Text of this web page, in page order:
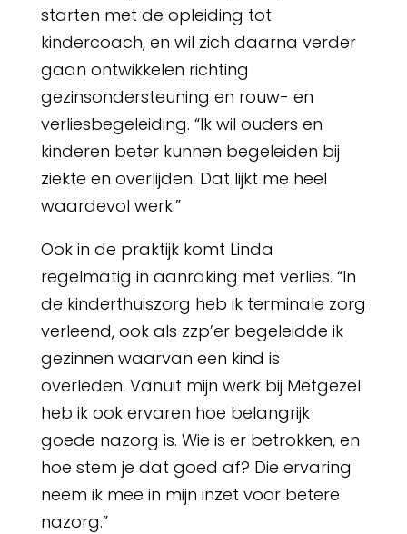
starten met de opleiding tot
kindercoach, en wil zich daarna verder
gaan ontwikkelen richting
gezinsondersteuning en rouw- en
verliesbegeleiding. “Ik wil ouders en
kinderen beter kunnen begeleiden bij
ziekte en overlijden. Dat lijkt me heel
waardevol werk.”
Ook in de praktijk komt Linda
regelmatig in aanraking met verlies. “In
de kinderthuiszorg heb ik terminale zorg
verleend, ook als zzp’er begeleidde ik
gezinnen waarvan een kind is
overleden. Vanuit mijn werk bij Metgezel
heb ik ook ervaren hoe belangrijk
goede nazorg is. Wie is er betrokken, en
hoe stem je dat goed af? Die ervaring
neem ik mee in mijn inzet voor betere
nazorg.”